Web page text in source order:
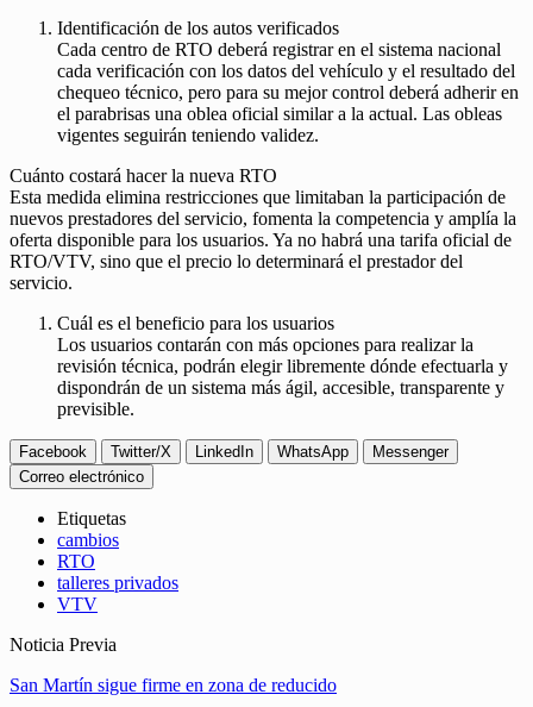
Identificación de los autos verificados
Cada centro de RTO deberá registrar en el sistema nacional
cada verificación con los datos del vehículo y el resultado del
chequeo técnico, pero para su mejor control deberá adherir en
el parabrisas una oblea oficial similar a la actual. Las obleas
vigentes seguirán teniendo validez.
Cuánto costará hacer la nueva RTO
Esta medida elimina restricciones que limitaban la participación de
nuevos prestadores del servicio, fomenta la competencia y amplía la
oferta disponible para los usuarios. Ya no habrá una tarifa oficial de
RTO/VTV, sino que el precio lo determinará el prestador del
servicio.
Cuál es el beneficio para los usuarios
Los usuarios contarán con más opciones para realizar la
revisión técnica, podrán elegir libremente dónde efectuarla y
dispondrán de un sistema más ágil, accesible, transparente y
previsible.
Facebook Twitter/X LinkedIn WhatsApp
Messenger
Correo electrónico
Etiquetas
cambios
RTO
talleres privados
VTV
Noticia Previa
San Martín sigue firme en zona de reducido